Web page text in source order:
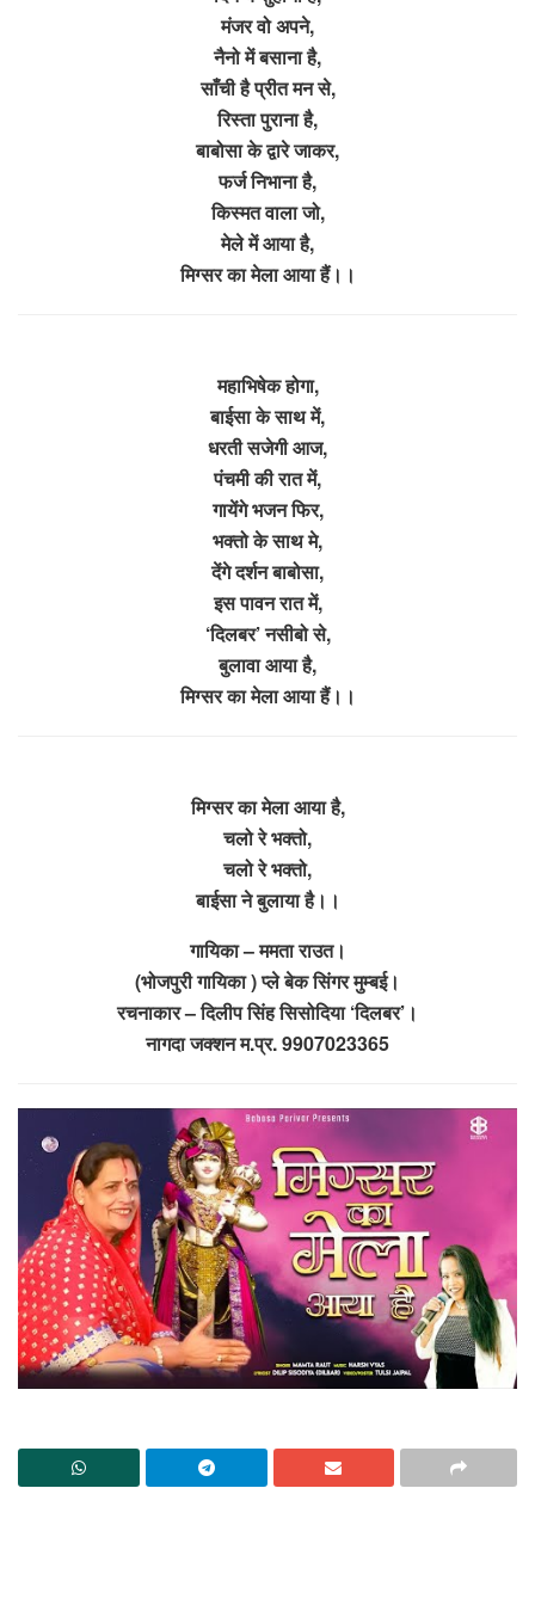
मंजर वो अपने,
नैनो में बसाना है,
साँची है प्रीत मन से,
रिस्ता पुराना है,
बाबोसा के द्वारे जाकर,
फर्ज निभाना है,
किस्मत वाला जो,
मेले में आया है,
मिग्सर का मेला आया हैं।।
महाभिषेक होगा,
बाईसा के साथ में,
धरती सजेगी आज,
पंचमी की रात में,
गायेंगे भजन फिर,
भक्तो के साथ मे,
देंगे दर्शन बाबोसा,
इस पावन रात में,
‘दिलबर’ नसीबो से,
बुलावा आया है,
मिग्सर का मेला आया हैं।।
मिग्सर का मेला आया है,
चलो रे भक्तो,
चलो रे भक्तो,
बाईसा ने बुलाया है।।
गायिका – ममता राउत।
(भोजपुरी गायिका ) प्ले बेक सिंगर मुम्बई।
रचनाकार – दिलीप सिंह सिसोदिया ‘दिलबर’।
नागदा जक्शन म.प्र. 9907023365